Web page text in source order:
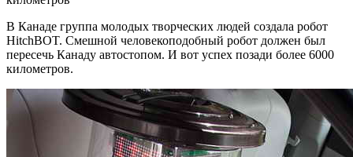
В Канаде группа молодых творческих людей создала робот
HitchBOT. Смешной человекоподобный робот должен был
пересечь Канаду автостопом. И вот успех позади более 6000
километров.